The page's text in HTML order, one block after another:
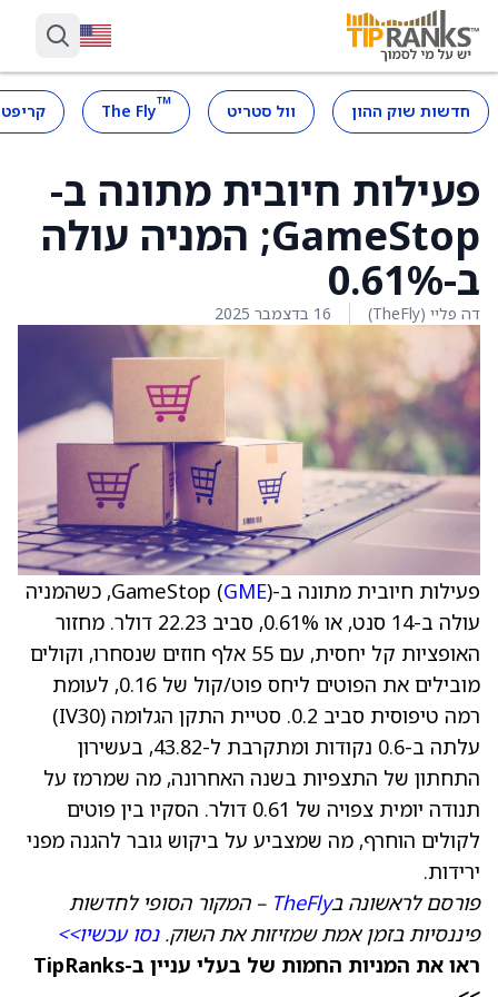
חדשות שוק ההון וול סטריט ™
The Fly
פעילות חיובית מתונה ב-
GameStop; המניה עולה
ב-0.61%
דה פליי (TheFly) 16 בדצמבר 2025
פעילות חיובית מתונה ב-GameStop ( GME
), כשהמניה
עולה ב-14 סנט, או 0.61%, סביב 22.23 דולר. מחזור
האופציות קל יחסית, עם 55 אלף חוזים שנסחרו, וקולים
מובילים את הפוטים ליחס פוט/קול של 0.16, לעומת
רמה טיפוסית סביב 0.2. סטיית התקן הגלומה (IV30)
עלתה ב-0.6 נקודות ומתקרבת ל-43.82, בעשירון
התחתון של התצפיות בשנה האחרונה, מה שמרמז על
תנודה יומית צפויה של 0.61 דולר. הסקיו בין פוטים
לקולים הוחרף, מה שמצביע על ביקוש גובר להגנה מפני
ירידות.
פורסם לראשונה בTheFly – המקור הסופי לחדשות
פיננסיות בזמן אמת שמזיזות את השוק.נסו עכשיו>>
ראו את המניות החמות של בעלי עניין ב-TipRanks